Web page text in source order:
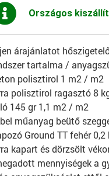
Országos
árajánlatot
tartalma /
polisztirol 1 m2 / m2
polisztirol ragasztó 8
145 gr 1,1 m2 / m2
műanyag beütő
Ground TT fehér
kapart és dörzsölt
mennyiségek a